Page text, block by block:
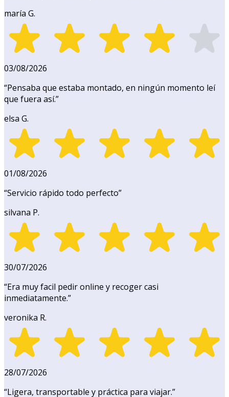
maría G.
03/08/2026
“Pensaba que estaba montado, en ningún momento leí
que fuera así.”
elsa G.
01/08/2026
“Servicio rápido todo perfecto”
silvana P.
30/07/2026
“Era muy facil pedir online y recoger casi
inmediatamente.”
veronika R.
28/07/2026
“Ligera, transportable y práctica para viajar.”